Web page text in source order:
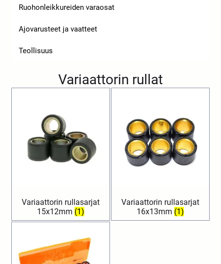
Ruohonleikkureiden varaosat
Ajovarusteet ja vaatteet
Teollisuus
Variaattorin rullat
Variaattorin rullasarjat
15x12mm (1)
Variaattorin rullasarjat
16x13mm (1)